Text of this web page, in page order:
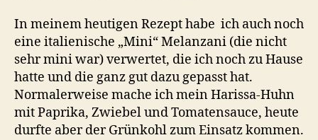
In meinem heutigen Rezept habe ich auch noch
eine italienische „Mini“ Melanzani (die nicht
sehr mini war) verwertet, die ich noch zu Hause
hatte und die ganz gut dazu gepasst hat.
Normalerweise mache ich mein Harissa-Huhn
mit Paprika, Zwiebel und Tomatensauce, heute
durfte aber der Grünkohl zum Einsatz kommen.